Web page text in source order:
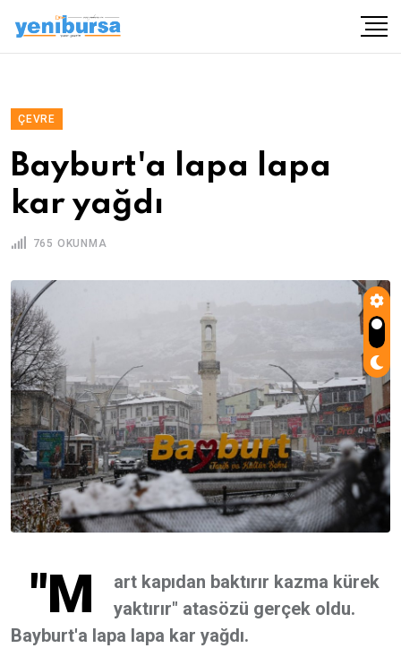
ÇEVRE
Bayburt'a lapa lapa
kar yağdı
765 OKUNMA
"M
art kapıdan baktırır kazma kürek
yaktırır" atasözü gerçek oldu.
Bayburt'a lapa lapa kar yağdı.